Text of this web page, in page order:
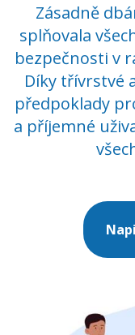
Zásadně
splňovala
bezpečnosti v
Díky třívrstvé
předpoklady
a příjemné